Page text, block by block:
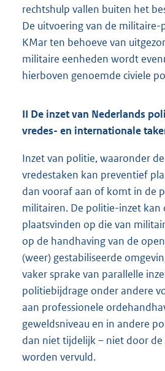
rechtshulp vallen buiten het
De uitvoering van de
KMar ten behoeve van
militaire eenheden wordt
hierboven genoemde civiele
II De inzet van Nederlands
vredes- en internationale
Inzet van politie, waaronder
vredestaken kan preventief
dan vooraf aan of komt in de
militairen. De politie-inzet kan
plaatsvinden op die van
op de handhaving van de
(weer) gestabiliseerde
vaker sprake van parallelle
politiebijdrage onder andere
aan professionele
geweldsniveau en in andere
dan niet tijdelijk – niet door
worden vervuld.